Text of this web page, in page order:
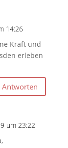
14:26
Kraft und
erleben
Antworten
um 23:22